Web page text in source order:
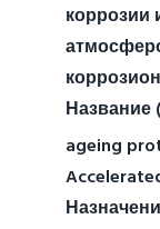
коррозии
Название
ageing